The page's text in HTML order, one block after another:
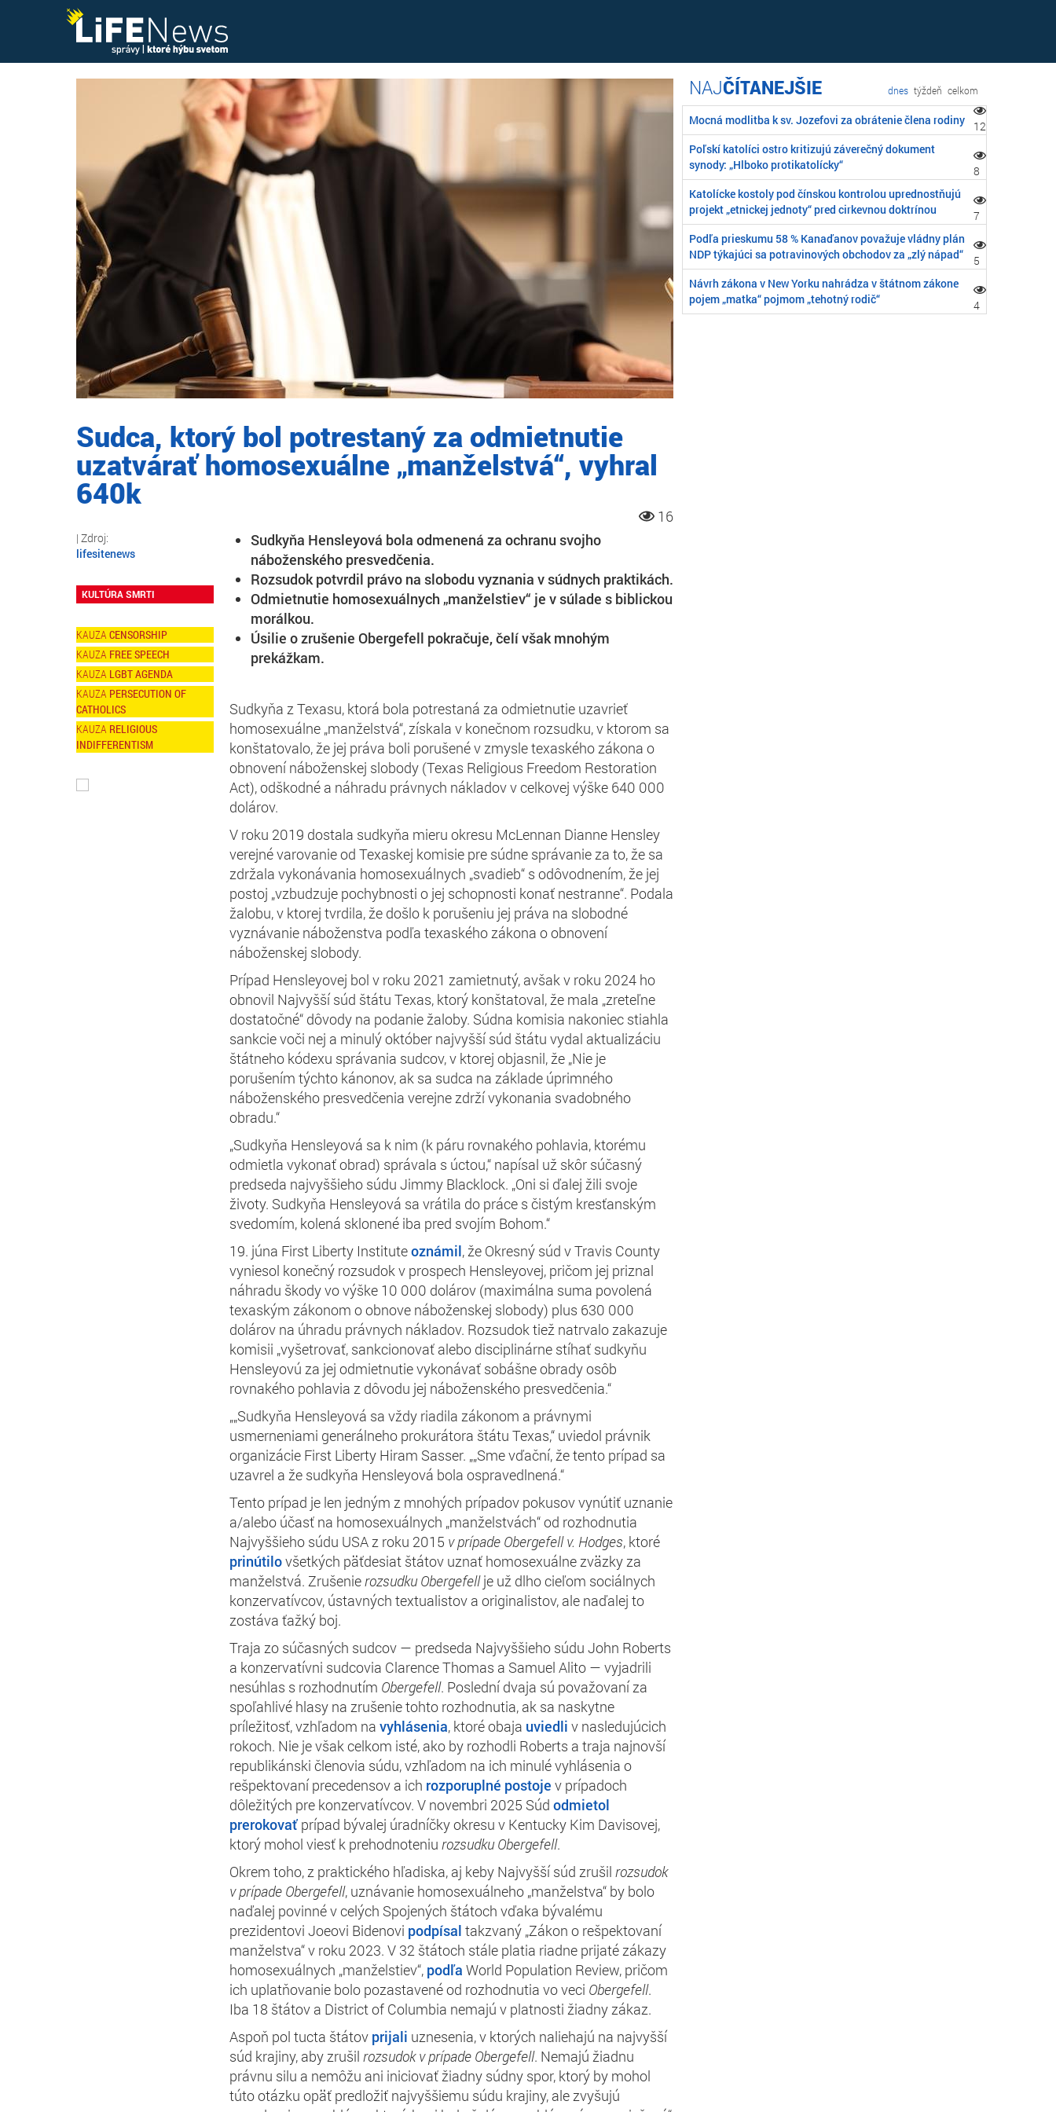
Sudca, ktorý bol potrestaný za odmietnutie
uzatvárať homosexuálne „manželstvá“, vyhral
640k
16
lifesitenews
KULTÚRA SMRTI
CENSORSHIP
FREE SPEECH
LGBT AGENDA
PERSECUTION OF
CATHOLICS
RELIGIOUS
INDIFFERENTISM
Sudkyňa Hensleyová bola odmenená za ochranu svojho
náboženského presvedčenia.
Rozsudok potvrdil právo na slobodu vyznania v súdnych praktikách.
Odmietnutie homosexuálnych „manželstiev“ je v súlade s biblickou
morálkou.
Úsilie o zrušenie Obergefell pokračuje, čelí však mnohým
prekážkam.
Sudkyňa z Texasu, ktorá bola potrestaná za odmietnutie uzavrieť
homosexuálne „manželstvá“, získala v konečnom rozsudku, v ktorom sa
konštatovalo, že jej práva boli porušené v zmysle texaského zákona o
obnovení náboženskej slobody (Texas Religious Freedom Restoration
Act), odškodné a náhradu právnych nákladov v celkovej výške 640 000
dolárov.
V roku 2019 dostala sudkyňa mieru okresu McLennan Dianne Hensley
verejné varovanie od Texaskej komisie pre súdne správanie za to, že sa
zdržala vykonávania homosexuálnych „svadieb“ s odôvodnením, že jej
postoj „vzbudzuje pochybnosti o jej schopnosti konať nestranne“. Podala
žalobu, v ktorej tvrdila, že došlo k porušeniu jej práva na slobodné
vyznávanie náboženstva podľa texaského zákona o obnovení
náboženskej slobody.
Prípad Hensleyovej bol v roku 2021 zamietnutý, avšak v roku 2024 ho
obnovil Najvyšší súd štátu Texas, ktorý konštatoval, že mala „zreteľne
dostatočné“ dôvody na podanie žaloby. Súdna komisia nakoniec stiahla
sankcie voči nej a minulý október najvyšší súd štátu vydal aktualizáciu
štátneho kódexu správania sudcov, v ktorej objasnil, že „Nie je
porušením týchto kánonov, ak sa sudca na základe úprimného
náboženského presvedčenia verejne zdrží vykonania svadobného
obradu.“
„Sudkyňa Hensleyová sa k nim (k páru rovnakého pohlavia, ktorému
odmietla vykonať obrad) správala s úctou,“ napísal už skôr súčasný
predseda najvyššieho súdu Jimmy Blacklock. „Oni si ďalej žili svoje
životy. Sudkyňa Hensleyová sa vrátila do práce s čistým kresťanským
svedomím, kolená sklonené iba pred svojím Bohom.“
19. júna First Liberty Instituteoznámil, že Okresný súd v Travis County
vyniesol konečný rozsudok v prospech Hensleyovej, pričom jej priznal
náhradu škody vo výške 10 000 dolárov (maximálna suma povolená
texaským zákonom o obnove náboženskej slobody) plus 630 000
dolárov na úhradu právnych nákladov. Rozsudok tiež natrvalo zakazuje
komisii „vyšetrovať, sankcionovať alebo disciplinárne stíhať sudkyňu
Hensleyovú za jej odmietnutie vykonávať sobášne obrady osôb
rovnakého pohlavia z dôvodu jej náboženského presvedčenia.“
„„Sudkyňa Hensleyová sa vždy riadila zákonom a právnymi
usmerneniami generálneho prokurátora štátu Texas,“ uviedol právnik
organizácie First Liberty Hiram Sasser. „„Sme vďační, že tento prípad sa
uzavrel a že sudkyňa Hensleyová bola ospravedlnená.“
Tento prípad je len jedným z mnohých prípadov pokusov vynútiť uznanie
a/alebo účasť na homosexuálnych „manželstvách“ od rozhodnutia
Najvyššieho súdu USA z roku 2015 v prípade Obergefell v. Hodges, ktoré
prinútilovšetkých päťdesiat štátov uznať homosexuálne zväzky za
manželstvá. Zrušenierozsudku Obergefellje už dlho cieľom sociálnych
konzervatívcov, ústavných textualistov a originalistov, ale naďalej to
zostáva ťažký boj.
Traja zo súčasných sudcov — predseda Najvyššieho súdu John Roberts
a konzervatívni sudcovia Clarence Thomas a Samuel Alito — vyjadrili
nesúhlas s rozhodnutím Obergefell. Poslední dvaja sú považovaní za
spoľahlivé hlasy na zrušenie tohto rozhodnutia, ak sa naskytne
príležitosť, vzhľadom na vyhlásenia, ktoré obaja uviedli v nasledujúcich
rokoch. Nie je však celkom isté, ako by rozhodli Roberts a traja najnovší
republikánski členovia súdu, vzhľadom na ich minulé vyhlásenia o
rešpektovaní precedensov a ich rozporuplné postoje v prípadoch
dôležitých pre konzervatívcov. V novembri 2025 Súd odmietol
prerokovať prípad bývalej úradníčky okresu v Kentucky Kim Davisovej,
ktorý mohol viesť k prehodnoteniu rozsudku Obergefell.
Okrem toho, z praktického hľadiska, aj keby Najvyšší súd zrušil rozsudok
v prípade Obergefell, uznávanie homosexuálneho „manželstva“ by bolo
naďalej povinné v celých Spojených štátoch vďaka bývalému
prezidentovi Joeovi Bidenovi podpísal takzvaný „Zákon o rešpektovaní
manželstva“v roku 2023. V 32 štátoch stále platia riadne prijaté zákazy
homosexuálnych „manželstiev“, podľa World Population Review, pričom
ich uplatňovanie bolo pozastavené od rozhodnutia vo veci Obergefell.
Iba 18 štátov a District of Columbia nemajú v platnosti žiadny zákaz.
Aspoň pol tucta štátov prijali uznesenia, v ktorých naliehajú na najvyšší
súd krajiny, aby zrušil rozsudok v prípade Obergefell. Nemajú žiadnu
právnu silu a nemôžu ani iniciovať žiadny súdny spor, ktorý by mohol
túto otázku opäť predložiť najvyššiemu súdu krajiny, ale zvyšujú
ČÍTANEJŠIE dnes týždeň celkom
Mocná modlitba k sv. Jozefovi za obrátenie člena rodiny
12
Poľskí katolíci ostro kritizujú záverečný dokument
synody: „Hlboko protikatolícky“
8
Katolícke kostoly pod čínskou kontrolou uprednostňujú
projekt „etnickej jednoty“ pred cirkevnou doktrínou
7
Podľa prieskumu 58 % Kanaďanov považuje vládny plán
NDP týkajúci sa potravinových obchodov za „zlý nápad“
5
Návrh zákona v New Yorku nahrádza v štátnom zákone
pojem „matka“ pojmom „tehotný rodič“
4